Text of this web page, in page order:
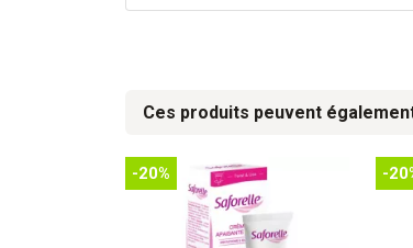
Ces produits peuvent
-20% -